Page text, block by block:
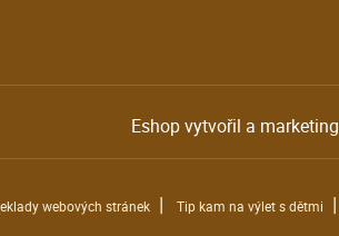
Eshop vytvořil a
webových stránek | Tip kam na výlet s dětmi |